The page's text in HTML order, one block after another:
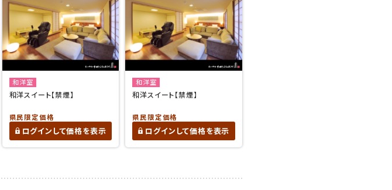
和洋室
和洋スイート【禁煙】
県民限定価格
ログインして価格を表示
和洋室
和洋スイート【禁煙】
県民限定価格
ログインして価格を表示